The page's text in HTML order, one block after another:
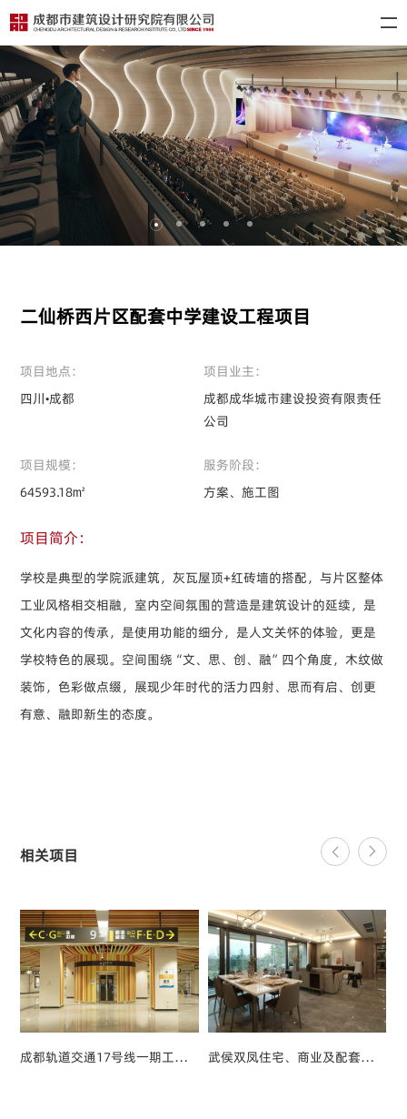
二仙桥西片区配套中学建设工程项目
项目地点：
四川•成都
项目业主：
成都成华城市建设投资有限责任
公司
项目规模：
64593.18㎡
服务阶段：
方案、施工图
项目简介：
学校是典型的学院派建筑，灰瓦屋顶+红砖墙的搭配，与片区整体
工业风格相交相融，室内空间氛围的营造是建筑设计的延续，是
文化内容的传承，是使用功能的细分，是人文关怀的体验，更是
学校特色的展现。空间围绕“文、思、创、融”四个角度，木纹做
装饰，色彩做点缀，展现少年时代的活力四射、思而有启、创更
有意、融即新生的态度。
相关项目
成都轨道交通17号线一期工程车站装修设计 武侯双凤住宅、商业及配套设施③⑤⑥地块